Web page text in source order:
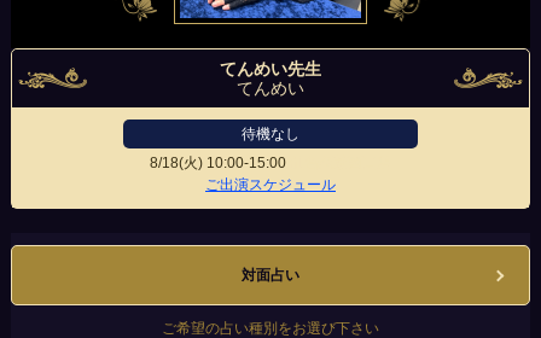
てんめい先生
てんめい
待機なし
8/18(火) 10:00-15:00
ご出演スケジュール
対面占い
ご希望の占い種別をお選び下さい